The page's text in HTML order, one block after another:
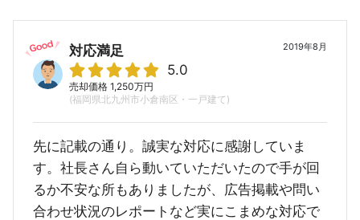
2019年8月
対応満足
5.0
売却価格 1,250万円
(福岡県北九州市小倉南区・一戸建て)
先に記載の通り。誠実な対応に感謝していま
す。社長さん自ら動いていただいたので手が回
るか不安な所もありましたが、広告掲載や問い
合わせ状況のレポートなど実にこまめな対応で